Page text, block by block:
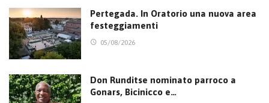
Pertegada. In Oratorio una nuova area
festeggiamenti
05/08/2026
Don Runditse nominato parroco a
Gonars, Bicinicco e…